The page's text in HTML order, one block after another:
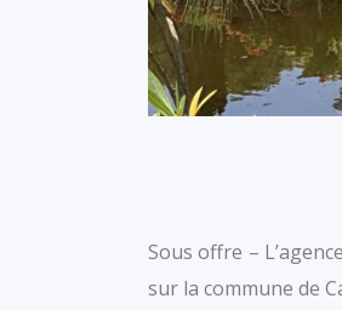
Sous offre –
sur la commune de